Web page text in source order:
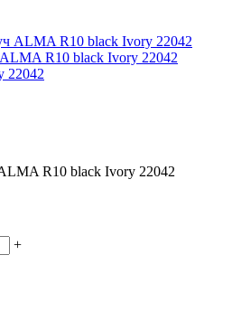
R10 black Ivory 22042
22042
R10 black Ivory 22042
+